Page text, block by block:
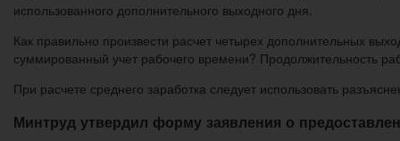
использованного дополнительного выходного дня.
Как правильно произвести расчет четырех дополнительных
суммированный учет рабочего времени? Продолжительность
При расчете среднего заработка следует использовать
Минтруд утвердил форму заявления о